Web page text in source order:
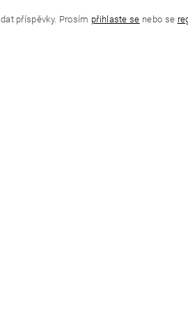
příspěvky. Prosím přihlaste se nebo se